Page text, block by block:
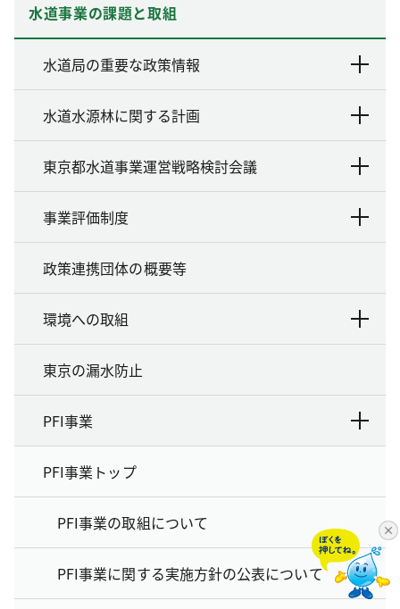
水道事業の課題と取組
水道局の重要な政策情報
水道水源林に関する計画
東京都水道事業運営戦略検討会議
事業評価制度
政策連携団体の概要等
環境への取組
東京の漏水防止
PFI事業
PFI事業トップ
PFI事業の取組について
PFI事業に関する実施方針の公表について